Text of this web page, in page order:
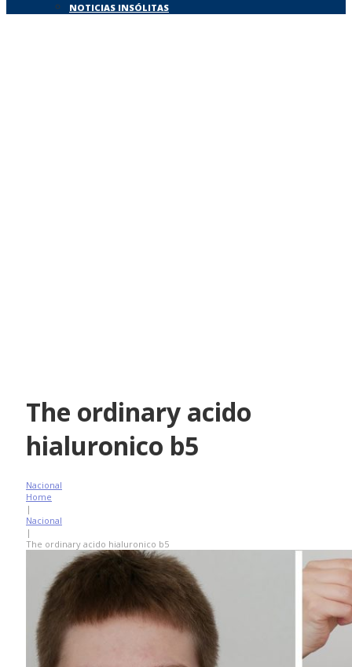
NOTICIAS INSÓLITAS
The ordinary acido
hialuronico b5
Nacional
Home
|
Nacional
|
The ordinary acido hialuronico b5